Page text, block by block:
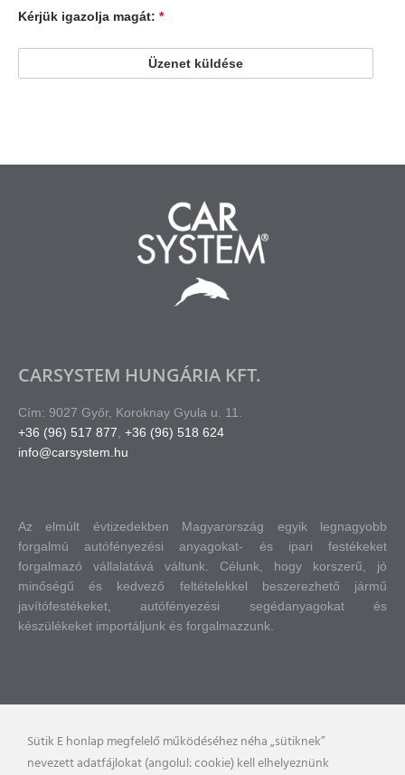
Kérjük igazolja magát: *
CARSYSTEM HUNGÁRIA KFT.
Cím: 9027 Győr, Koroknay Gyula u. 11.
+36 (96) 517 877 +36 (96) 518 624
info@carsystem.hu
Az elmúlt évtizedekben Magyarország egyik legnagyobb
forgalmú autófényezési anyagokat- és ipari festékeket
forgalmazó vállalatává váltunk. Célunk, hogy korszerű, jó
minőségű és kedvező feltételekkel beszerezhető jármű
javítófestékeket, autófényezési segédanyagokat és
készülékeket importáljunk és forgalmazzunk.
Sütik E honlap megfelelő működéséhez néha „sütiknek”
nevezett adatfájlokat (angolul: cookie) kell elhelyeznünk